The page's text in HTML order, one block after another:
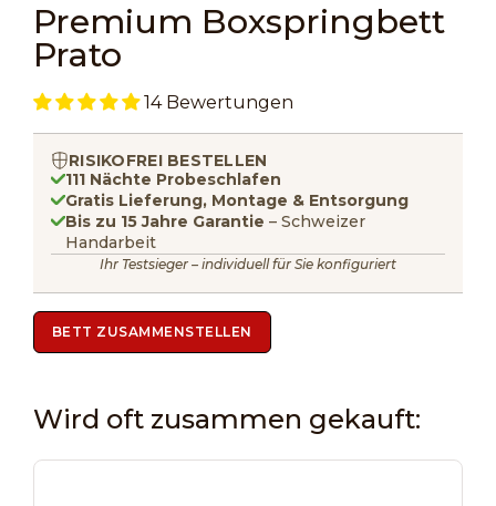
Premium Boxspringbett
Prato
14 Bewertungen
RISIKOFREI BESTELLEN
111 Nächte Probeschlafen
Gratis Lieferung, Montage & Entsorgung
Bis zu 15 Jahre Garantie – Schweizer
Handarbeit
Ihr Testsieger – individuell für Sie konfiguriert
BETT ZUSAMMENSTELLEN
Wird oft zusammen gekauft: